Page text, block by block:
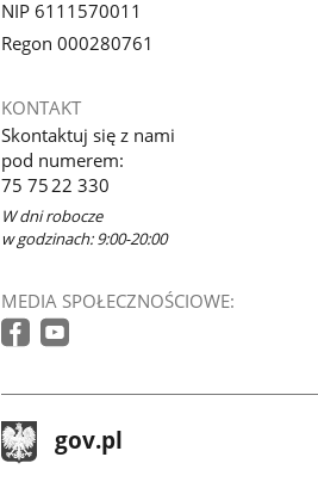
NIP 6111570011
Regon 000280761
KONTAKT
Skontaktuj się z nami
pod numerem:
75 75 22 330
W dni robocze
w godzinach: 9:00-20:00
MEDIA SPOŁECZNOŚCIOWE:
stopka
gov.pl Strona
gov.pl